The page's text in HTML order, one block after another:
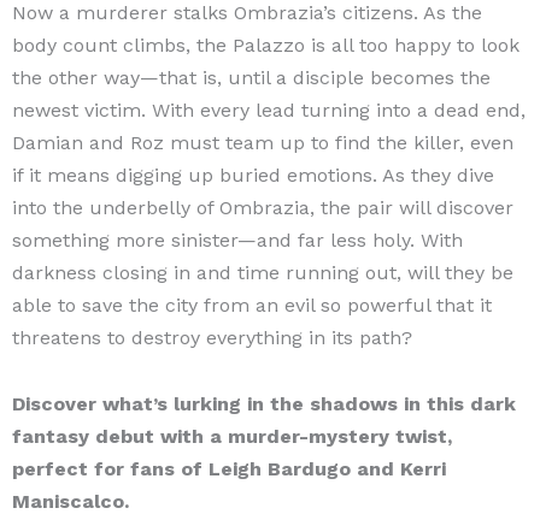
Now a murderer stalks Ombrazia’s citizens. As the
body count climbs, the Palazzo is all too happy to look
the other way—that is, until a disciple becomes the
newest victim. With every lead turning into a dead end,
Damian and Roz must team up to find the killer, even
if it means digging up buried emotions. As they dive
into the underbelly of Ombrazia, the pair will discover
something more sinister—and far less holy. With
darkness closing in and time running out, will they be
able to save the city from an evil so powerful that it
threatens to destroy everything in its path?
Discover what’s lurking in the shadows in this dark
fantasy debut with a murder-mystery twist,
perfect for fans of Leigh Bardugo and Kerri
Maniscalco.